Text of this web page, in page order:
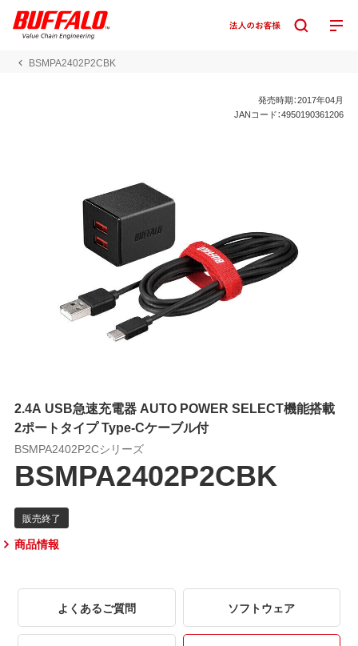
BSMPA2402P2CBK
発売時期：2017年04月
JANコード：4950190361206
2.4A USB急速充電器 AUTO POWER SELECT機能搭載
2ポートタイプ Type-Cケーブル付
BSMPA2402P2Cシリーズ
BSMPA2402P2CBK
商品情報
よくあるご質問 ソフトウェア